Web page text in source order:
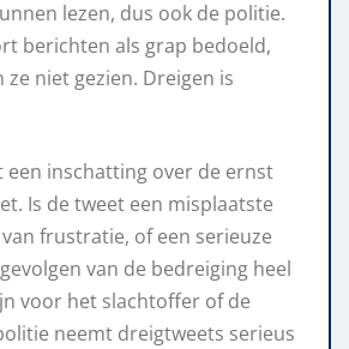
lezen, dus ook de politie.
berichten als grap bedoeld,
niet gezien. Dreigen is
een inschatting over de ernst
Is de tweet een misplaatste
frustratie, of een serieuze
van de bedreiging heel
voor het slachtoffer of de
neemt dreigtweets serieus